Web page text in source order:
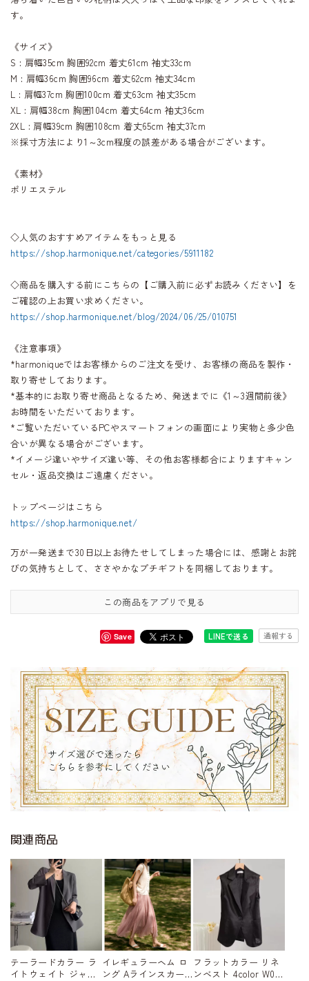
す。
《サイズ》
S : 肩幅35cm 胸囲92cm 着丈61cm 袖丈33cm
M : 肩幅36cm 胸囲96cm 着丈62cm 袖丈34cm
L : 肩幅37cm 胸囲100cm 着丈63cm 袖丈35cm
XL : 肩幅38cm 胸囲104cm 着丈64cm 袖丈36cm
2XL : 肩幅39cm 胸囲108cm 着丈65cm 袖丈37cm
※採寸方法により1～3cm程度の誤差がある場合がございます。
《素材》
ポリエステル
◇人気のおすすめアイテムをもっと見る
https://shop.harmonique.net/categories/5911182
◇商品を購入する前にこちらの【ご購入前に必ずお読みください】を
ご確認の上お買い求めください。
https://shop.harmonique.net/blog/2024/06/25/010751
《注意事項》
*harmoniqueではお客様からのご注文を受け、お客様の商品を製作・
取り寄せしております。
*基本的にお取り寄せ商品となるため、発送までに《1～3週間前後》
お時間をいただいております。
*ご覧いただいているPCやスマートフォンの画面により実物と多少色
合いが異なる場合がございます。
*イメージ違いやサイズ違い等、その他お客様都合によりますキャン
セル・返品交換はご遠慮ください。
トップページはこちら
https://shop.harmonique.net/
万が一発送まで30日以上お待たせしてしまった場合には、感謝とお詫
びの気持ちとして、ささやかなプチギフトを同梱しております。
この商品をアプリで見る
Save LINEで送る 通報する
関連商品
テーラードカラー ラ
イトウェイト ジャ
イレギュラーヘム ロ
ング Aラインスカー
フラットカラー リネ
ンベスト 4color W015